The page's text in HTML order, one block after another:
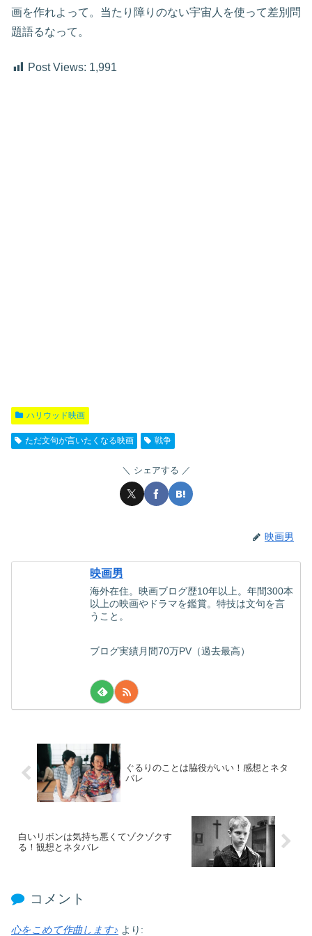
画を作れよって。当たり障りのない宇宙人を使って差別問
題語るなって。
Post Views: 1,991
ハリウッド映画
ただ文句が言いたくなる映画 戦争
シェアする
映画男
映画男
海外在住。映画ブログ歴10年以上。年間300本
以上の映画やドラマを鑑賞。特技は文句を言
うこと。
ブログ実績月間70万PV（過去最高）
ぐるりのことは脇役がいい！感想とネタ
バレ
白いリボンは気持ち悪くてゾクゾクす
る！観想とネタバレ
コメント
心をこめて作曲します♪ より: